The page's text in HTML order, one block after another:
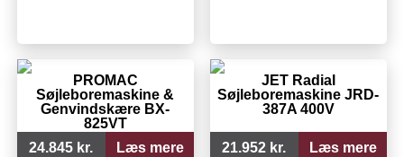
PROMAC
Søjleboremaskine &
Genvindskære BX-
825VT
24.845 kr.
Læs mere
JET Radial
Søjleboremaskine JRD-
387A 400V
21.952 kr. Læs mere